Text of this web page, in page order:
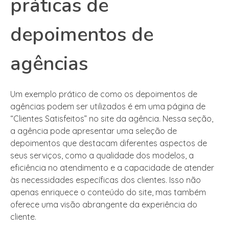
práticas de
depoimentos de
agências
Um exemplo prático de como os depoimentos de
agências podem ser utilizados é em uma página de
“Clientes Satisfeitos” no site da agência. Nessa seção,
a agência pode apresentar uma seleção de
depoimentos que destacam diferentes aspectos de
seus serviços, como a qualidade dos modelos, a
eficiência no atendimento e a capacidade de atender
às necessidades específicas dos clientes. Isso não
apenas enriquece o conteúdo do site, mas também
oferece uma visão abrangente da experiência do
cliente.